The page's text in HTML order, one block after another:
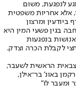
לנפגעת, משום
אלא אחריות משפטית
ומרצון
בגין פשעי המין היא
בנפגעות
לקבלת הכרה וצדק.
הראשית לשעבר,
באונ' בר־אילן,
ומעבר לו"